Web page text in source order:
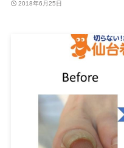
2018年6月25日